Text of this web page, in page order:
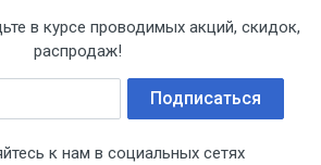
килограмма.
и место нахождения
в курсе проводимых акций, скидок,
распродаж!
Подписаться
к нам в социальных сетях